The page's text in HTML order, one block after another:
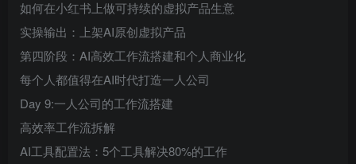
如何在小红书上做可持续的虚拟产品生意
实操输出：上架AI原创虚拟产品
第四阶段：AI高效工作流搭建和个人商业化
每个人都值得在AI时代打造一人公司
Day 9:一人公司的工作流搭建
高效率工作流拆解
AI工具配置法：5个工具解决80%的工作